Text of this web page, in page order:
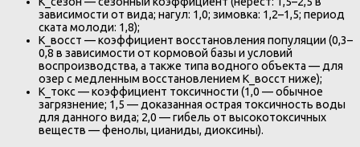
зависимости от вида; нагул: 1,0; зимовка: 1,2–1,5; период
ската молоди: 1,8);
K_восст — коэффициент восстановления популяции (0,3–
0,8 в зависимости от кормовой базы и условий
воспроизводства, а также типа водного объекта — для
озер с медленным восстановлением K_восст ниже);
K_токс — коэффициент токсичности (1,0 — обычное
загрязнение; 1,5 — доказанная острая токсичность воды
для данного вида; 2,0 — гибель от высокотоксичных
веществ — фенолы, цианиды, диоксины).